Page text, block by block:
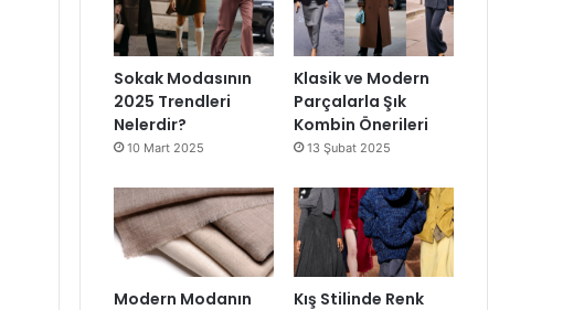
Sokak Modasının
2025 Trendleri
Nelerdir?
10 Mart 2025
Klasik ve Modern
Parçalarla Şık
Kombin Önerileri
13 Şubat 2025
Modern Modanın
Kış Stilinde Renk